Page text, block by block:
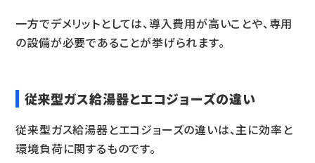
一方でデメリットとしては、導入費用が高いことや、専用
の設備が必要であることが挙げられます。
従来型ガス給湯器とエコジョーズの違い
従来型ガス給湯器とエコジョーズの違いは、主に効率と
環境負荷に関するものです。